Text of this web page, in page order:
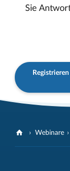
Sie
Webinare